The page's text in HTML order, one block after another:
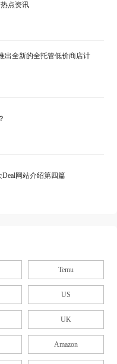
商热点资讯
出全新的全托管低价商店计
网站介绍第四篇
Temu
US
UK
Amazon